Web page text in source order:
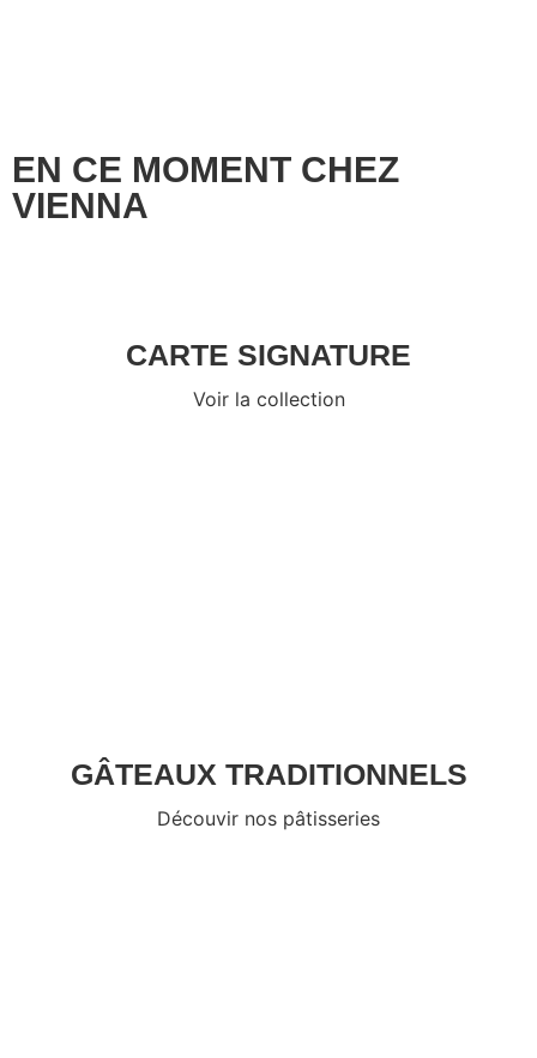
EN CE MOMENT CHEZ
VIENNA
CARTE SIGNATURE
Voir la collection
GÂTEAUX TRADITIONNELS
Découvir nos pâtisseries